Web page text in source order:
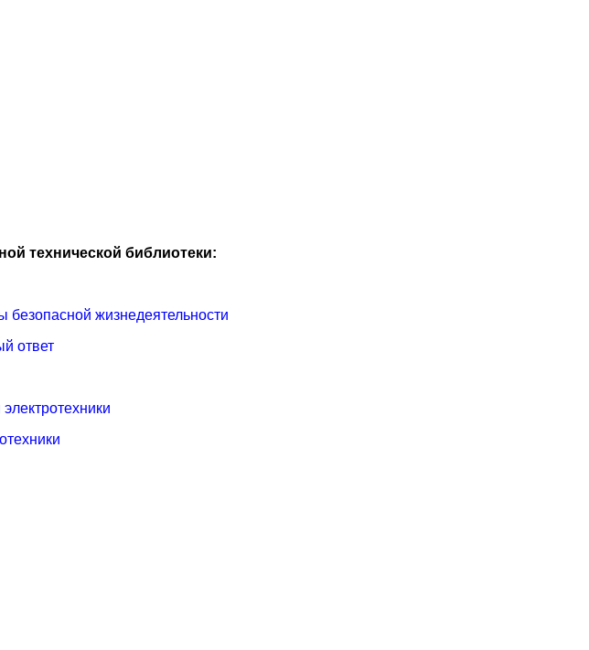
технической библиотеки:
жизнедеятельности
ответ